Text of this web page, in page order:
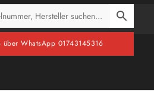
über WhatsApp 01743145316